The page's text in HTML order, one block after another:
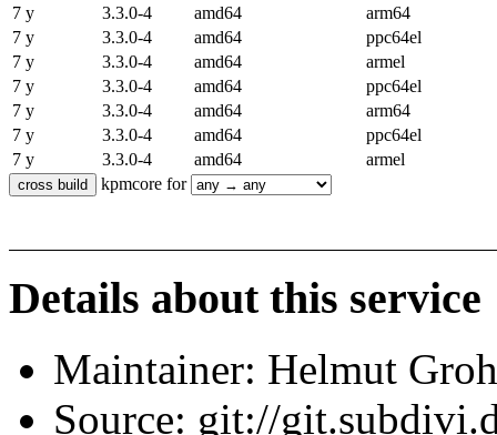
7 y
3.3.0-4 amd64
arm64
7 y
3.3.0-4 amd64
ppc64el
7 y
3.3.0-4 amd64
armel
7 y
3.3.0-4 amd64
ppc64el
7 y
3.3.0-4 amd64
arm64
7 y
3.3.0-4 amd64
ppc64el
7 y
3.3.0-4 amd64
armel
kpmcore for
Details about this service
Maintainer: Helmut
Source: git://